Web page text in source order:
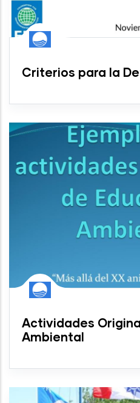
Criterios para la
Actividades
Ambiental